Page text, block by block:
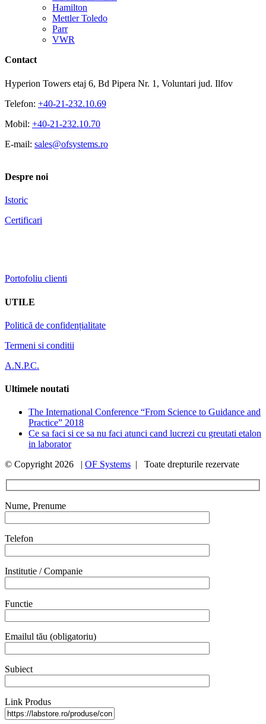
Hamilton
Mettler Toledo
Parr
VWR
Contact
Hyperion Towers etaj 6, Bd Pipera Nr. 1, Voluntari jud. Ilfov
Telefon: +40-21-232.10.69
Mobil: +40-21-232.10.70
E-mail: sales@ofsystems.ro
Despre noi
Istoric
Certificari
Portofoliu clienti
UTILE
Politică de confidențialitate
Termeni si conditii
A.N.P.C.
Ultimele noutati
The International Conference “From Science to Guidance and
Practice” 2018
Ce sa faci si ce sa nu faci atunci cand lucrezi cu greutati etalon
in laborator
© Copyright 2026 | OF Systems | Toate drepturile rezervate
Nume, Prenume
Telefon
Institutie / Companie
Functie
Emailul tău (obligatoriu)
Subiect
Link Produs